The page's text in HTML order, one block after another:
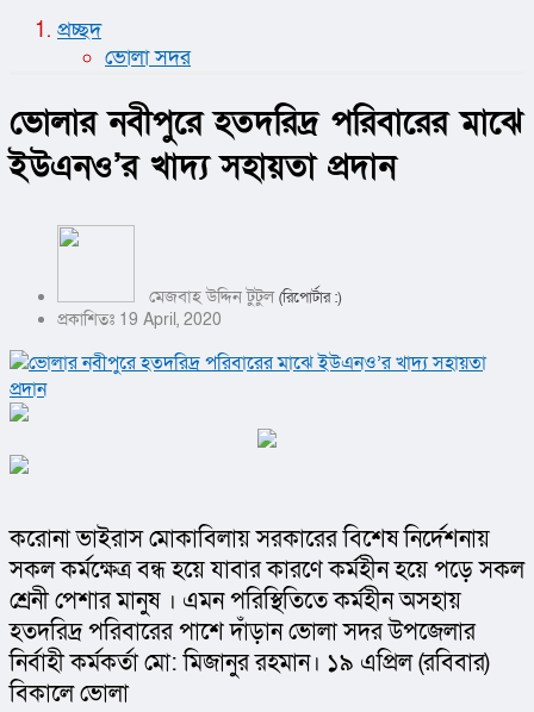
প্রচ্ছদ
ভোলা সদর
ভোলার নবীপুরে হতদরিদ্র পরিবারের মাঝে
ইউএনও’র খাদ্য সহায়তা প্রদান
মেজবাহ উদ্দিন টুটুল (রিপোর্টার :)
প্রকাশিতঃ 19 April, 2020
করোনা ভাইরাস মোকাবিলায় সরকারের বিশেষ নির্দেশনায়
সকল কর্মক্ষেত্র বন্ধ হয়ে যাবার কারণে কর্মহীন হয়ে পড়ে সকল
শ্রেনী পেশার মানুষ । এমন পরিস্থিতিতে কর্মহীন অসহায়
হতদরিদ্র পরিবারের পাশে দাঁড়ান ভোলা সদর উপজেলার
নির্বাহী কর্মকর্তা মো: মিজানুর রহমান। ১৯ এপ্রিল (রবিবার)
বিকালে ভোলা